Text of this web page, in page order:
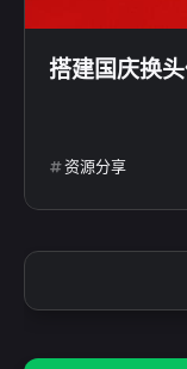
搭建国庆换
资源分享